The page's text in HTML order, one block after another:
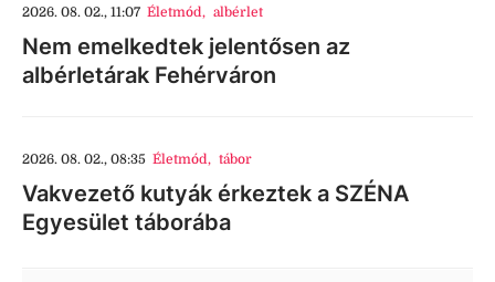
2026. 08. 02., 11:07 Életmód, albérlet
Nem emelkedtek jelentősen az
albérletárak Fehérváron
2026. 08. 02., 08:35 Életmód, tábor
Vakvezető kutyák érkeztek a SZÉNA
Egyesület táborába